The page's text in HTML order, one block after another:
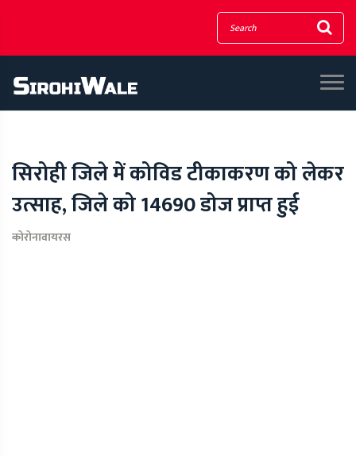
सिरोही जिले में कोविड टीकाकरण को लेकर
उत्साह, जिले को 14690 डोज प्राप्त हुई
कोरोनावायरस